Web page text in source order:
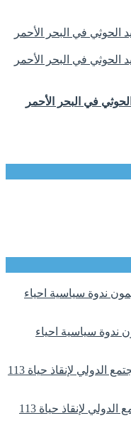
في البحر الأحمر
ندوة سياسية احياء
منظمة الهجرة الدولية تدعو المجتمع الدولي لإنقاذ حياة 113